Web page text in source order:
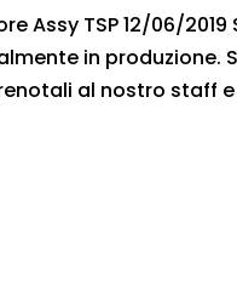
Assy TSP 12/06/
in produzione.
al nostro staff